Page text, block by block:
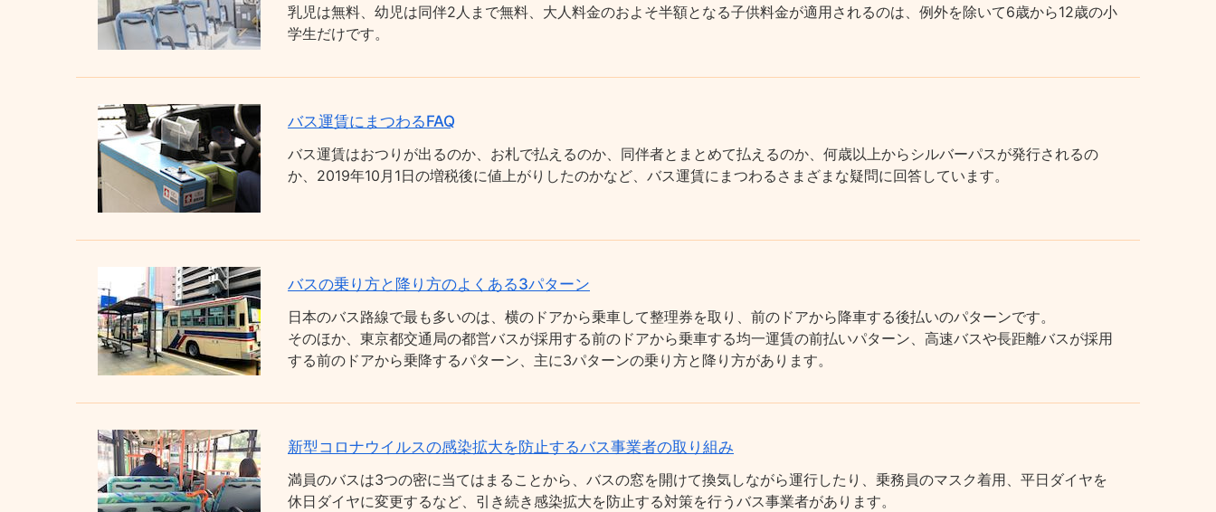
乳児は無料、幼児は同伴2人まで無料、大人料金のおよそ半額となる子供料金が適用されるのは、例外を除いて6歳から12歳の小
学生だけです。
バス運賃にまつわるFAQ
バス運賃はおつりが出るのか、お札で払えるのか、同伴者とまとめて払えるのか、何歳以上からシルバーパスが発行されるの
か、2019年10月1日の増税後に値上がりしたのかなど、バス運賃にまつわるさまざまな疑問に回答しています。
バスの乗り方と降り方のよくある3パターン
日本のバス路線で最も多いのは、横のドアから乗車して整理券を取り、前のドアから降車する後払いのパターンです。
そのほか、東京都交通局の都営バスが採用する前のドアから乗車する均一運賃の前払いパターン、高速バスや長距離バスが採用
する前のドアから乗降するパターン、主に3パターンの乗り方と降り方があります。
新型コロナウイルスの感染拡大を防止するバス事業者の取り組み
満員のバスは3つの密に当てはまることから、バスの窓を開けて換気しながら運行したり、乗務員のマスク着用、平日ダイヤを
休日ダイヤに変更するなど、引き続き感染拡大を防止する対策を行うバス事業者があります。